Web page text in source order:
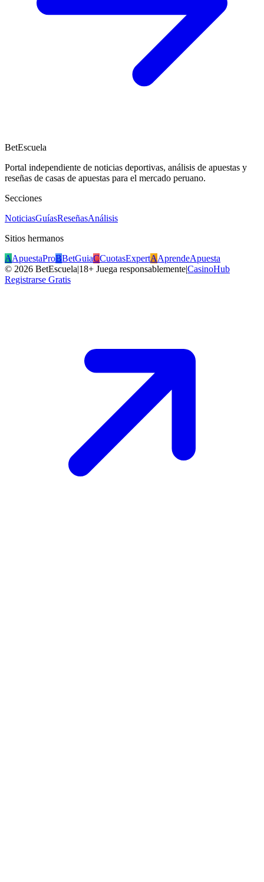
BetEscuela
Portal independiente de noticias deportivas, análisis de apuestas y
reseñas de casas de apuestas para el mercado peruano.
Secciones
NoticiasGuíasReseñasAnálisis
Sitios hermanos
AApuestaProBBetGuiaCCuotasExpertAAprendeApuesta
© 2026 BetEscuela|18+ Juega responsablemente|CasinoHub
Registrarse Gratis